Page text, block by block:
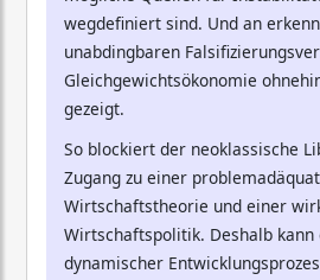
wegdefiniert sind. Und an
unabdingbaren
Gleichgewichtsökonomie
gezeigt.
So blockiert der neoklassische
Zugang zu einer
Wirtschaftstheorie und einer
Wirtschaftspolitik. Deshalb kann
dynamischer